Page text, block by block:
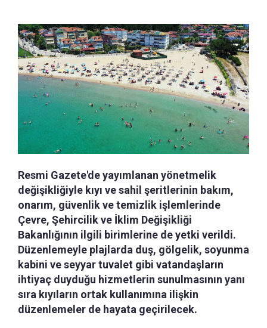
Resmi Gazete'de yayımlanan yönetmelik
değişikliğiyle kıyı ve sahil şeritlerinin bakım,
onarım, güvenlik ve temizlik işlemlerinde
Çevre, Şehircilik ve İklim Değişikliği
Bakanlığının ilgili birimlerine de yetki verildi.
Düzenlemeyle plajlarda duş, gölgelik, soyunma
kabini ve seyyar tuvalet gibi vatandaşların
ihtiyaç duyduğu hizmetlerin sunulmasının yanı
sıra kıyıların ortak kullanımına ilişkin
düzenlemeler de hayata geçirilecek.